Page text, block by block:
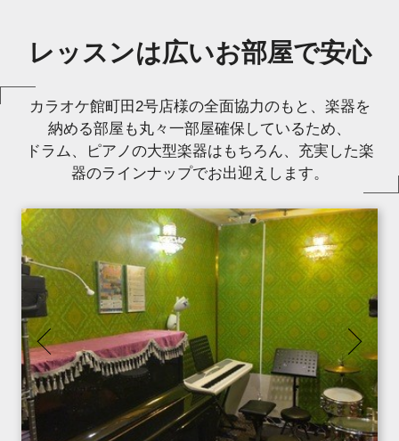
レッスンは広いお部屋で安心
カラオケ館町田2号店様の全面協力のもと、楽器を
納める部屋も丸々一部屋確保しているため、
ドラム、ピアノの大型楽器はもちろん、充実した楽
器のラインナップでお出迎えします。